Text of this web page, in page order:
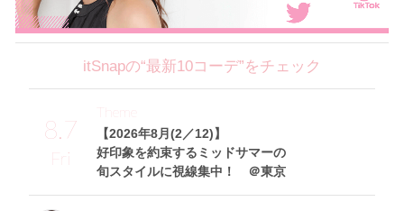
itSnapの“最新10コーデ”をチェック
8.7
Fri
【2026年8月(2／12)】
好印象を約束するミッドサマーの
旬スタイルに視線集中！ ＠東京
Theme